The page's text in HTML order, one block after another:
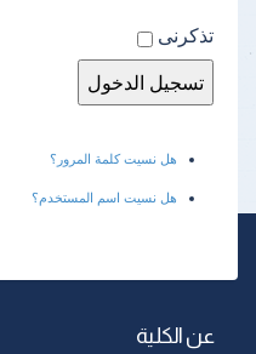
تذكرنى
هل نسيت كلمة المرور؟
هل نسيت اسم المستخدم؟
عن الكلية